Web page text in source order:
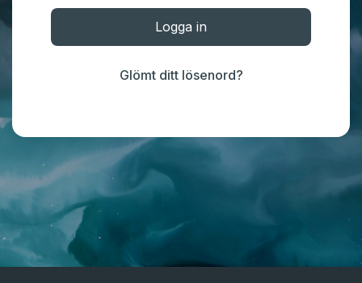
Logga in
Glömt ditt lösenord?